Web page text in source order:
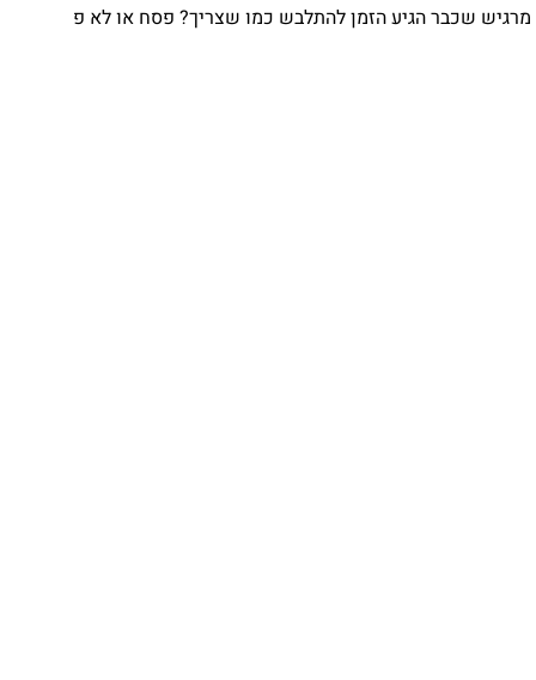
שכבר הגיע הזמן להתלבש כמו שצריך? פסח או לא פ